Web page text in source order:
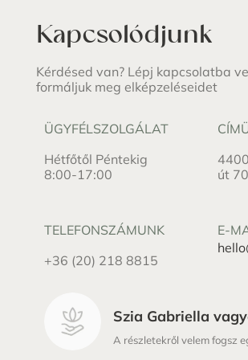
Kapcsolódjunk
Kérdésed van? Lépj kapcsolatba
formáljuk meg elképzeléseidet
ÜGYFÉLSZOLGÁLAT
Hétfőtől Péntekig
8:00-17:00
út
TELEFONSZÁMUNK
+36 (20) 218 8815
E-
Szia Gabriella
A részletekről velem fogsz